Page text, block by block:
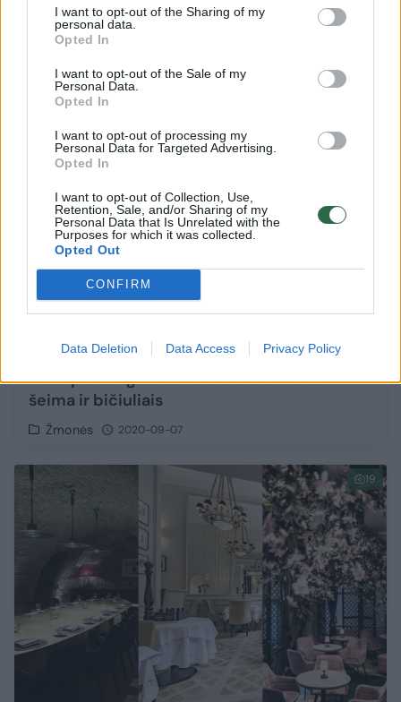
I want to opt-out of the Sharing of my
personal data.
Opted In
I want to opt-out of the Sale of my
Personal Data.
Opted In
I want to opt-out of processing my
Personal Data for Targeted Advertising.
Opted In
I want to opt-out of Collection, Use,
Retention, Sale, and/or Sharing of my
Personal Data that Is Unrelated with the
Purposes for which it was collected.
Opted Out
CONFIRM
Data Deletion Data Access Privacy Policy
atvyko ne turistauti
Žmonės
E. Valančiūnienės gimtadieniui užsakytas
visas prabangus restoranas: šventė su
šeima ir bičiuliais
Žmonės 2020-09-07
19